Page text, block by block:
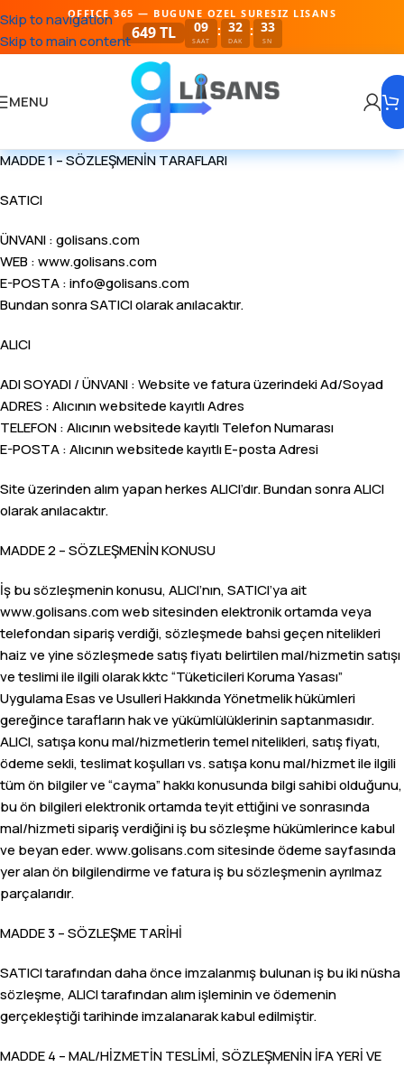
Skip to navigation
Skip to main content
OFFICE 365 — BUGUNE OZEL SURESIZ LISANS
649 TL 09
SAAT
: 32
DAK
: 32
SN
MENU
MADDE 1 – SÖZLEŞMENİN TARAFLARI
SATICI
ÜNVANI : golisans.com
WEB : www.golisans.com
E-POSTA :info@golisans.com
Bundan sonra SATICI olarak anılacaktır.
ALICI
ADI SOYADI / ÜNVANI : Website ve fatura üzerindeki Ad/Soyad
ADRES : Alıcının websitede kayıtlı Adres
TELEFON : Alıcının websitede kayıtlı Telefon Numarası
E-POSTA : Alıcının websitede kayıtlı E-posta Adresi
Site üzerinden alım yapan herkes ALICI’dır. Bundan sonra ALICI
olarak anılacaktır.
MADDE 2 – SÖZLEŞMENİN KONUSU
İş bu sözleşmenin konusu, ALICI’nın, SATICI’ya ait
www.golisans.com web sitesinden elektronik ortamda veya
telefondan sipariş verdiği, sözleşmede bahsi geçen nitelikleri
haiz ve yine sözleşmede satış fiyatı belirtilen mal/hizmetin satışı
ve teslimi ile ilgili olarak kktc “Tüketicileri Koruma Yasası”
Uygulama Esas ve Usulleri Hakkında Yönetmelik hükümleri
gereğince tarafların hak ve yükümlülüklerinin saptanmasıdır.
ALICI, satışa konu mal/hizmetlerin temel nitelikleri, satış fiyatı,
ödeme sekli, teslimat koşulları vs. satışa konu mal/hizmet ile ilgili
tüm ön bilgiler ve “cayma” hakkı konusunda bilgi sahibi olduğunu,
bu ön bilgileri elektronik ortamda teyit ettiğini ve sonrasında
mal/hizmeti sipariş verdiğini iş bu sözleşme hükümlerince kabul
ve beyan eder. www.golisans.com sitesinde ödeme sayfasında
yer alan ön bilgilendirme ve fatura iş bu sözleşmenin ayrılmaz
parçalarıdır.
MADDE 3 – SÖZLEŞME TARİHİ
SATICI tarafından daha önce imzalanmış bulunan iş bu iki nüsha
sözleşme, ALICI tarafından alım işleminin ve ödemenin
gerçekleştiği tarihinde imzalanarak kabul edilmiştir.
MADDE 4 – MAL/HİZMETİN TESLİMİ, SÖZLEŞMENİN İFA YERİ VE